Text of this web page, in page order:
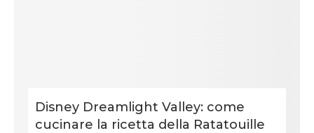
Disney Dreamlight Valley: come
cucinare la ricetta della Ratatouille